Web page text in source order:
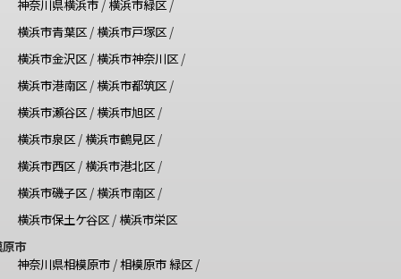
神奈川県横浜市/ 横浜市緑区/
横浜市青葉区/ 横浜市戸塚区/
横浜市金沢区/ 横浜市神奈川区/
横浜市港南区/ 横浜市都筑区/
横浜市瀬谷区/ 横浜市旭区/
横浜市泉区/ 横浜市鶴見区/
横浜市西区/ 横浜市港北区/
横浜市磯子区/ 横浜市南区/
横浜市保土ケ谷区/ 横浜市栄区
市
神奈川県相模原市/相模原市 緑区/